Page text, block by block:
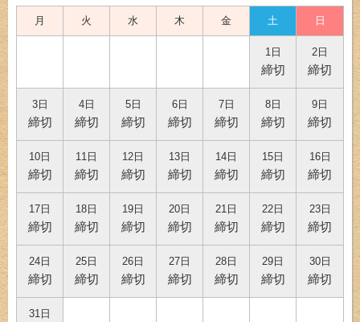
月 火 水 木 金 土 日
1日
締切
2日
締切
3日
締切
4日
締切
5日
締切
6日
締切
7日
締切
8日
締切
9日
締切
10日
締切
11日
締切
12日
締切
13日
締切
14日
締切
15日
締切
16日
締切
17日
締切
18日
締切
19日
締切
20日
締切
21日
締切
22日
締切
23日
締切
24日
締切
25日
締切
26日
締切
27日
締切
28日
締切
29日
締切
30日
締切
31日